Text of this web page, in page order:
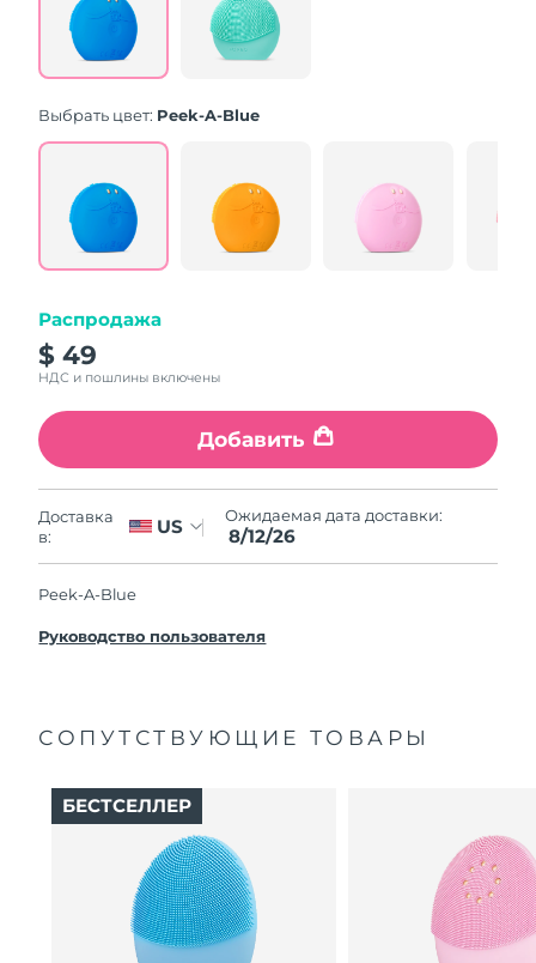
Same
page
link.
Выбрать цвет: Peek-A-Blue
Распродажа
$ 49
НДС и пошлины включены
Добавить
Доставка
в:
US Ожидаемая дата доставки:
8/12/26
Peek-A-Blue
Руководство пользователя
СОПУТСТВУЮЩИЕ ТОВАРЫ
БЕСТСЕЛЛЕР